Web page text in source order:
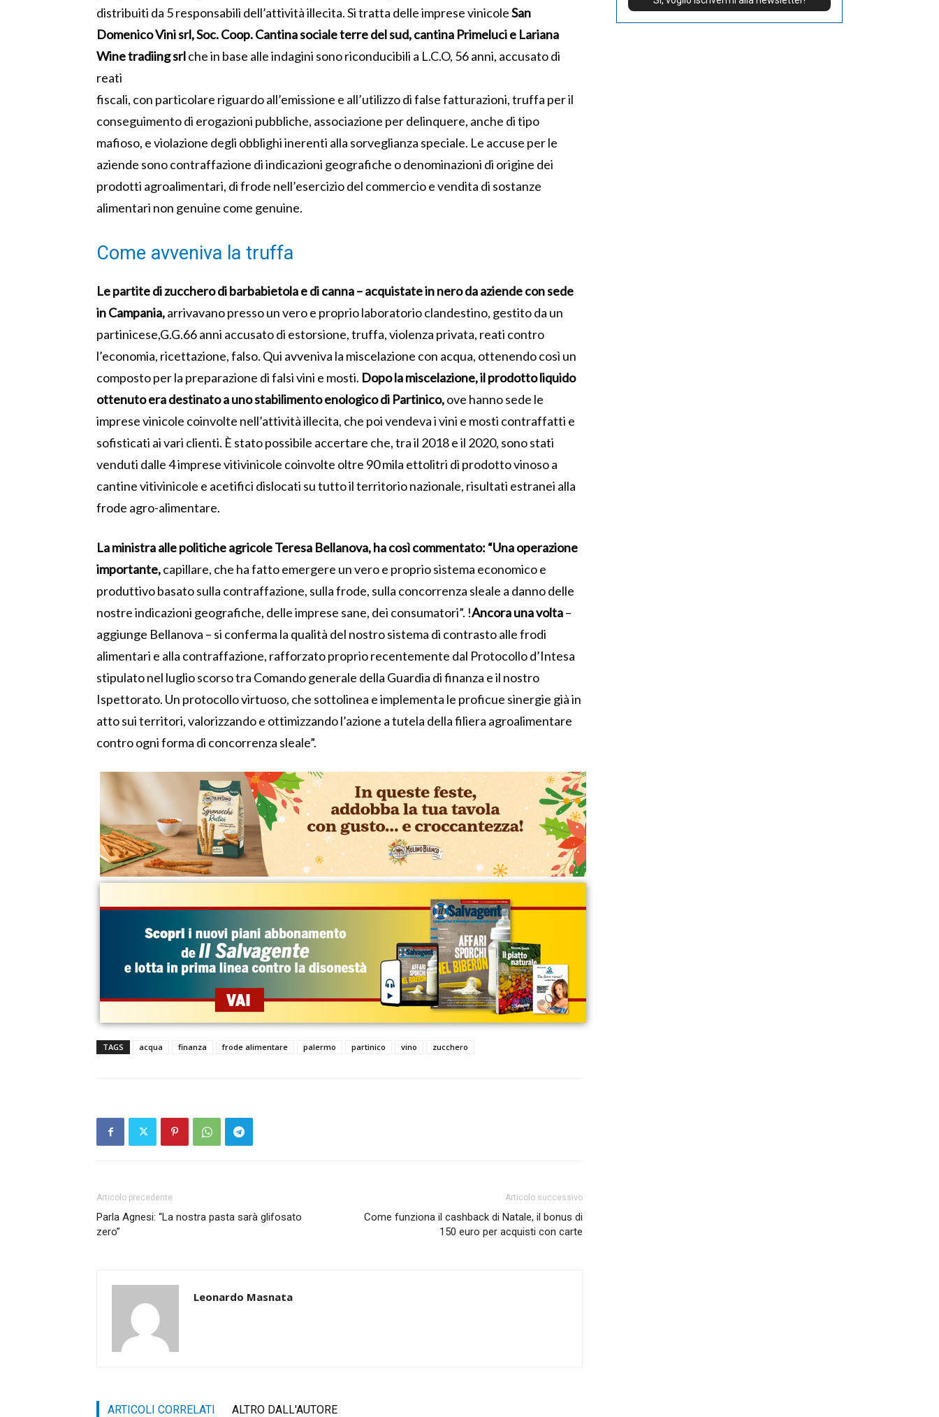
distribuiti da 5 responsabili dell’attività illecita. Si tratta delle imprese vinicoleSan
Domenico Vini srl, Soc. Coop. Cantina sociale terre del sud, cantina Primeluci e Lariana
Wine tradiing srlche in base alle indagini sono riconducibili a L.C.O, 56 anni, accusato di
reati
fiscali, con particolare riguardo all’emissione e all’utilizzo di false fatturazioni, truffa per il
conseguimento di erogazioni pubbliche, associazione per delinquere, anche di tipo
mafioso, e violazione degli obblighi inerenti alla sorveglianza speciale. Le accuse per le
aziende sono contraffazione di indicazioni geografiche o denominazioni di origine dei
prodotti agroalimentari, di frode nell’esercizio del commercio e vendita di sostanze
alimentari non genuine come genuine.
Come avveniva la truffa
Le partite di zucchero di barbabietola e di canna – acquistate in nero da aziende con sede
in Campania,arrivavano presso un vero e proprio laboratorio clandestino, gestito da un
partinicese,G.G.66 anni accusato di estorsione, truffa, violenza privata, reati contro
l’economia, ricettazione, falso. Qui avveniva la miscelazione con acqua, ottenendo così un
composto per la preparazione di falsi vini e mosti. Dopo la miscelazione, il prodotto liquido
ottenuto era destinato a uno stabilimento enologico di Partinico,ove hanno sede le
imprese vinicole coinvolte nell’attività illecita, che poi vendeva i vini e mosti contraffatti e
sofisticati ai vari clienti. È stato possibile accertare che, tra il 2018 e il 2020, sono stati
venduti dalle 4 imprese vitivinicole coinvolte oltre 90 mila ettolitri di prodotto vinoso a
cantine vitivinicole e acetifici dislocati su tutto il territorio nazionale, risultati estranei alla
frode agro-alimentare.
La ministra alle politiche agricole Teresa Bellanova, ha così commentato: “Una operazione
importante,capillare, che ha fatto emergere un vero e proprio sistema economico e
produttivo basato sulla contraffazione, sulla frode, sulla concorrenza sleale a danno delle
nostre indicazioni geografiche, delle imprese sane, dei consumatori”. !Ancora una volta–
aggiunge Bellanova – si conferma la qualità del nostro sistema di contrasto alle frodi
alimentari e alla contraffazione, rafforzato proprio recentemente dal Protocollo d’Intesa
stipulato nel luglio scorso tra Comando generale della Guardia di finanza e il nostro
Ispettorato. Un protocollo virtuoso, che sottolinea e implementa le proficue sinergie già in
atto sui territori, valorizzando e ottimizzando l’azione a tutela della filiera agroalimentare
contro ogni forma di concorrenza sleale”.
TAGS acqua finanza frode alimentare palermo partinico vino zucchero
Articolo precedente
Parla Agnesi: “La nostra pasta sarà glifosato
zero”
Articolo successivo
Come funziona il cashback di Natale, il bonus di
150 euro per acquisti con carte
Leonardo Masnata
ARTICOLI CORRELATI ALTRO DALL'AUTORE